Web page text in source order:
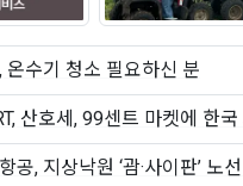
온수기 청소 필요하신 분
공, 지상낙원 ‘괌·사이판’ 노